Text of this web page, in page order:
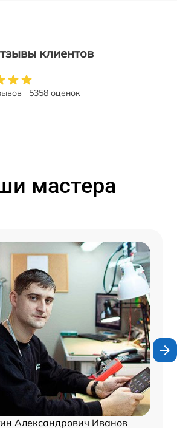
клиентов
5358 оценок
мастера
Александрович Иванов